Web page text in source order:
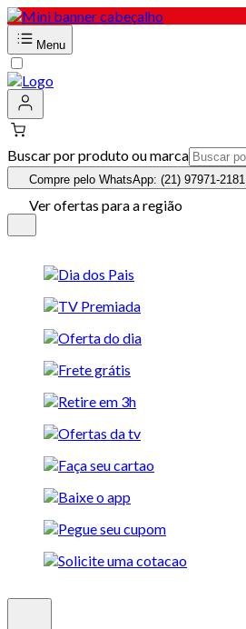
Menu
Buscar por produto ou marca
Compre pelo WhatsApp: (21) 97971-2181
Ver ofertas para a região